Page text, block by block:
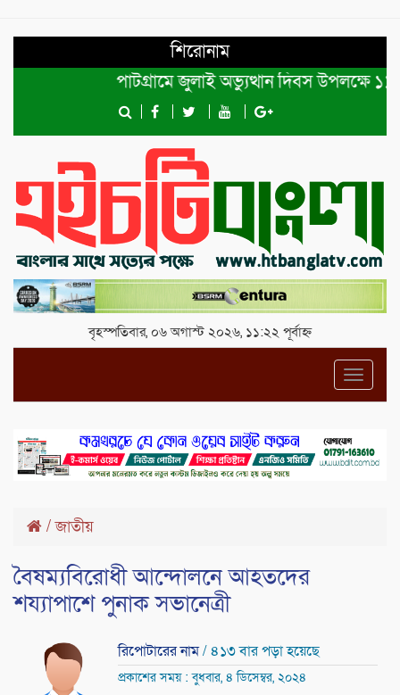
শিরোনাম
পাটগ্রামে জুলাই অভ্যুত্থান দিবস উপলক্ষে
বৃহস্পতিবার, ০৬ অগাস্ট ২০২৬, ১১:২২ পূর্বাহ্ন
/জাতীয়
বৈষম্যবিরোধী আন্দোলনে আহতদের
শয্যাপাশে পুনাক সভানেত্রী
রিপোটারের নাম/ ৪১৩ বার পড়া হয়েছে
প্রকাশের সময় : বুধবার, ৪ ডিসেম্বর, ২০২৪